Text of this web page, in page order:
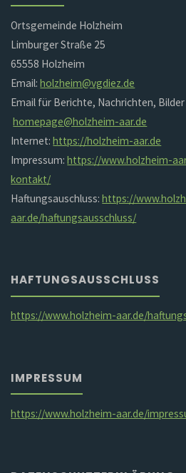
Ortsgemeinde Holzheim
Limburger Straße 25
65558 Holzheim
Email:holzheim@vgdiez.de
Email für Berichte, Nachrichten,
homepage@holzheim-aar.de
Internet:https://holzheim-aar.de
Impressum:https://www.holzheim-
kontakt/
Haftungsauschluss:https://
aar.de/haftungsausschluss/
HAFTUNGSAUSSCHLUSS
https://www.holzheim-aar.de/
IMPRESSUM
https://www.holzheim-aar.de/